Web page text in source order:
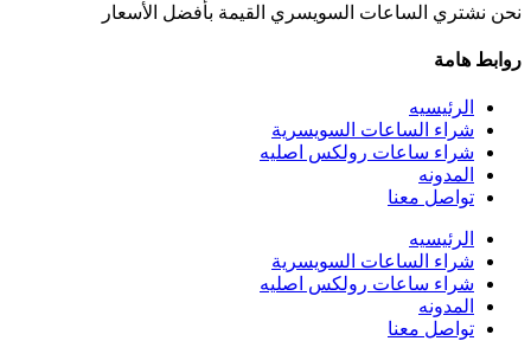
نحن نشتري الساعات السويسري القيمة بأفضل الأسعار
روابط هامة
الرئيسيه
شراء الساعات السويسرية
شراء ساعات رولكس اصليه
المدونه
تواصل معنا
الرئيسيه
شراء الساعات السويسرية
شراء ساعات رولكس اصليه
المدونه
تواصل معنا